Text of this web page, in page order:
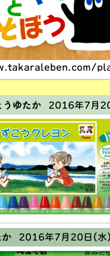
ゆたか2016年7月
2016年7月20日(